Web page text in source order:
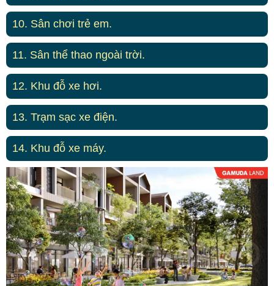
10. Sân chơi trẻ em.
11. Sân thể thao ngoài trời.
12. Khu đỗ xe hơi.
13. Trạm sạc xe điện.
14. Khu đỗ xe máy.